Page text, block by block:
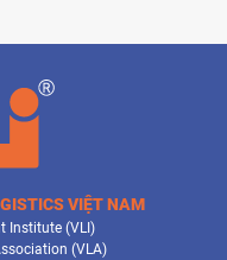
VIỆT NAM
Institute (VLI)
(VLA)